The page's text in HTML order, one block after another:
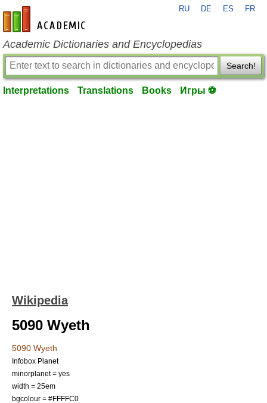
en-academic.com
RU DE ES FR
Academic Dictionaries and Encyclopedias
Search!
Interpretations Translations Books Игры ⚽
Wikipedia
5090 Wyeth
5090 Wyeth
Infobox Planet
minorplanet = yes
width = 25em
bgcolour = #FFFFC0